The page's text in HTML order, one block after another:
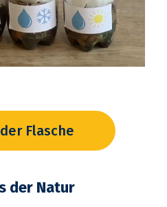
Flasche
der Natur